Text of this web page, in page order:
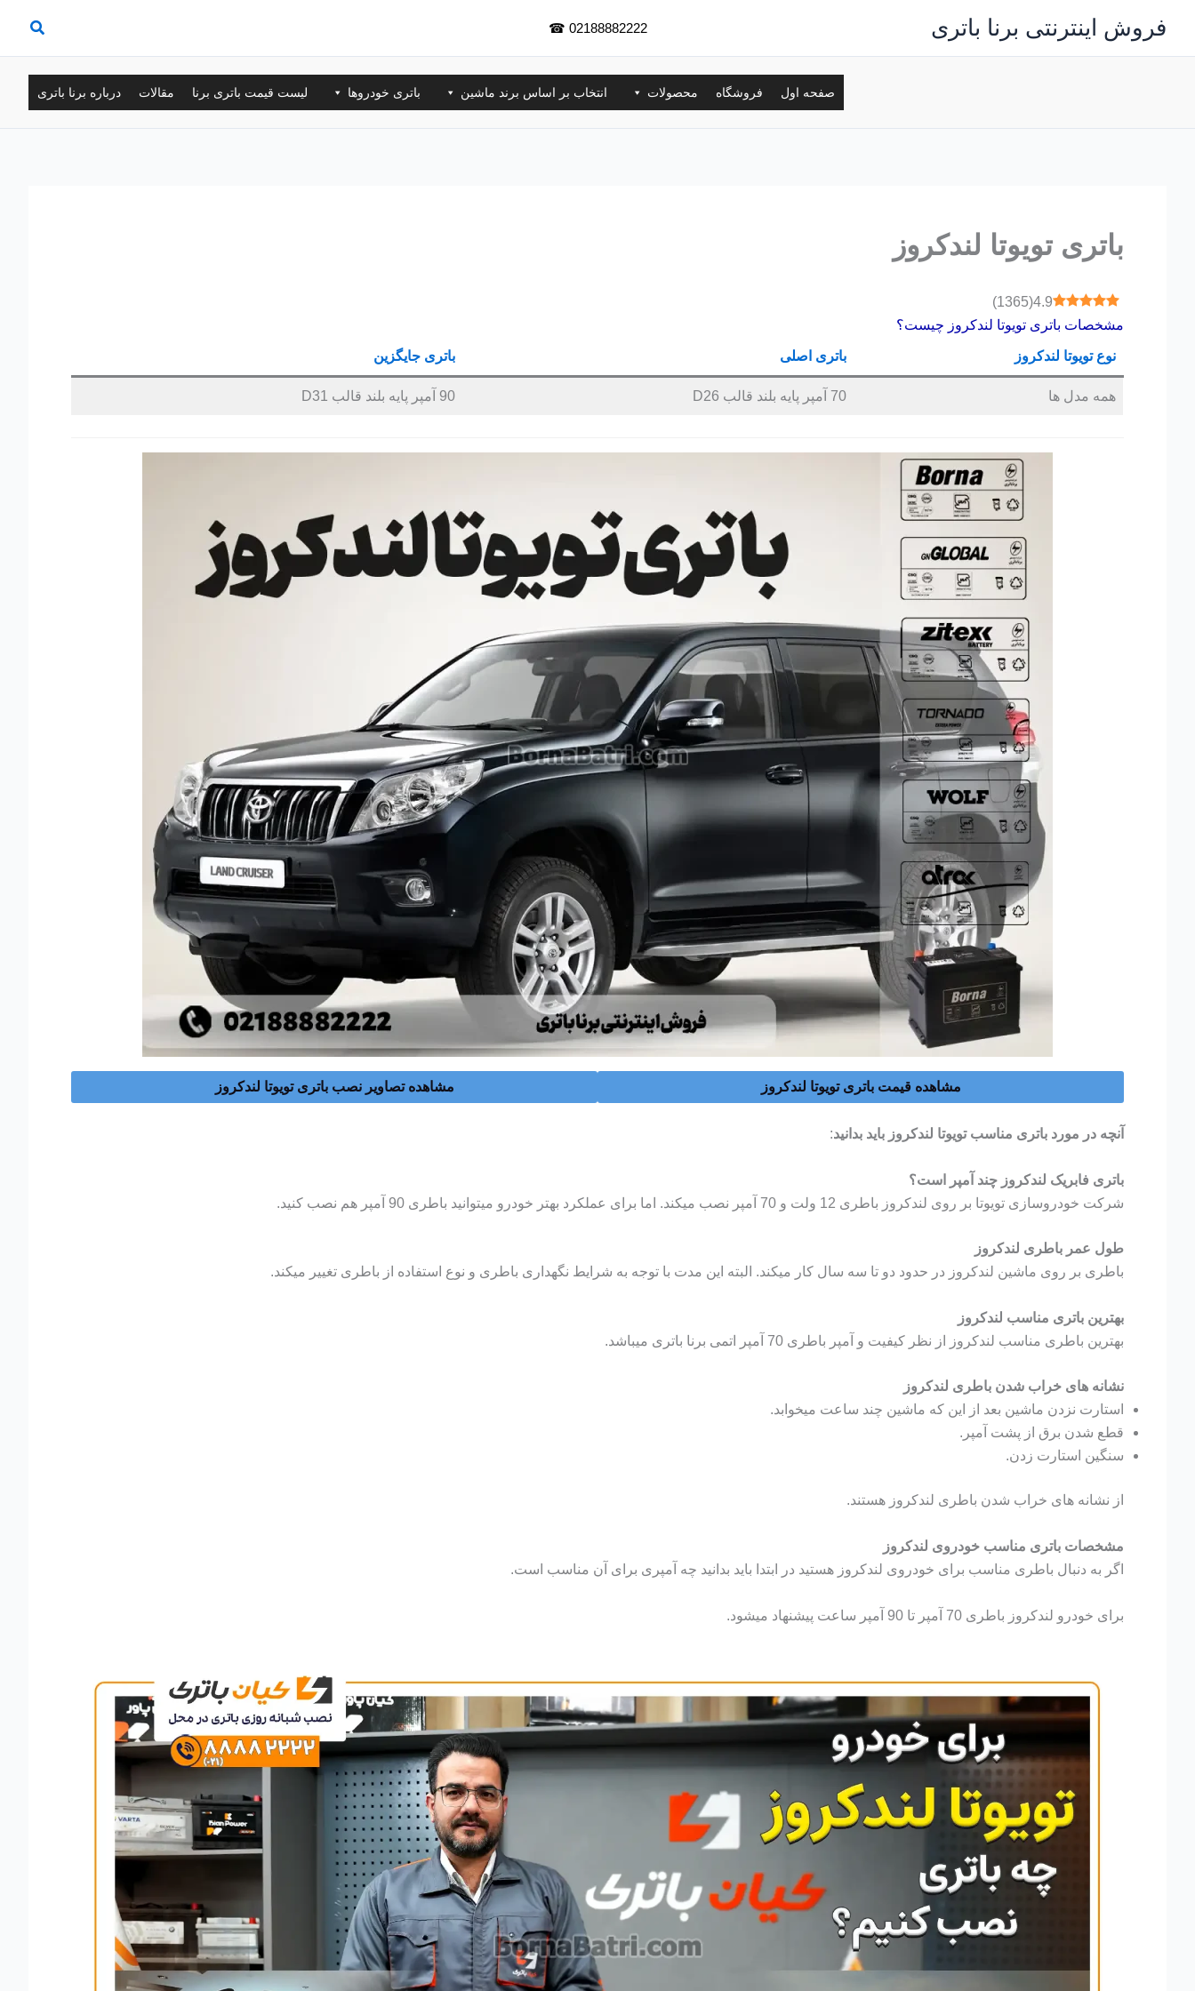
محتوا
فروش اینترنتی برنا باتری 02188882222
☎
صفحه اول فروشگاه محصولات انتخاب بر اساس برند ماشین باتری خودروها لیست قیمت باتری برنا مقالات درباره برنا باتری
باتری تویوتا لندکروز
4.9
(
1365
)
مشخصات باتری تویوتا لندکروز چیست؟
نوع تویوتا لندکروز باتری اصلی باتری جایگزین
همه مدل ها 70 آمپر پایه بلند قالب D26 90 آمپر پایه بلند قالب D31
مشاهده قیمت باتری تویوتا لندکروز مشاهده تصاویر نصب باتری تویوتا لندکروز
آنچه در مورد باتری مناسب تویوتا لندکروز باید بدانید:
باتری فابریک لندکروز چند آمپر است؟
شرکت خودروسازی تویوتا بر روی لندکروز باطری 12 ولت و 70 آمپر نصب میکند. اما برای عملکرد بهتر خودرو میتوانید باطری 90 آمپر هم نصب کنید.
طول عمر باطری لندکروز
باطری بر روی ماشین لندکروز در حدود دو تا سه سال کار میکند. البته این مدت با توجه به شرایط نگهداری باطری و نوع استفاده از باطری تغییر میکند.
بهترین باتری مناسب لندکروز
بهترین باطری مناسب لندکروز از نظر کیفیت و آمپر باطری 70 آمپر اتمی برنا باتری میباشد.
نشانه های خراب شدن باطری لندکروز
استارت نزدن ماشین بعد از این که ماشین چند ساعت میخوابد.
قطع شدن برق از پشت آمپر.
سنگین استارت زدن.
از نشانه های خراب شدن باطری لندکروز هستند.
مشخصات باتری مناسب خودروی لندکروز
اگر به دنبال باطری مناسب برای خودروی لندکروز هستید در ابتدا باید بدانید چه آمپری برای آن مناسب است.
برای خودرو لندکروز باطری 70 آمپر تا 90 آمپر ساعت پیشنهاد میشود.